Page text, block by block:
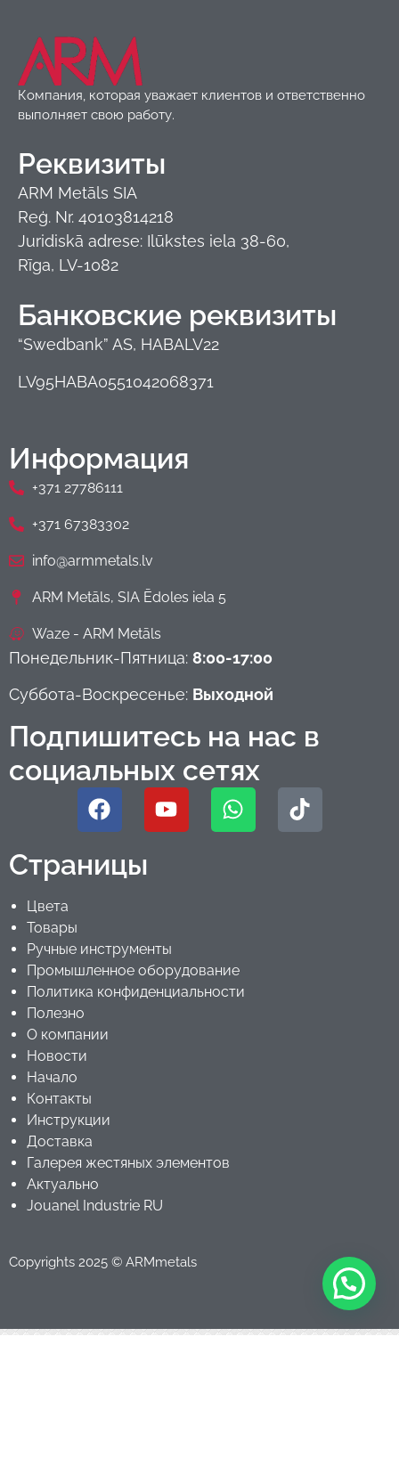
Компания, которая уважает клиентов и ответственно
выполняет свою работу.
Реквизиты
ARM Metāls SIA
Reģ. Nr. 40103814218
Juridiskā adrese: Ilūkstes iela 38-60,
Rīga, LV-1082
Банковские реквизиты
“Swedbank” AS, HABALV22
LV95HABA0551042068371
Информация
+371 27786111
+371 67383302
info@armmetals.lv
ARM Metāls, SIA Ēdoles iela 5
Waze - ARM Metāls
Понедельник-Пятница: 8:00-17:00
Суббота-Воскресенье: Выходной
Подпишитесь на нас в
социальных сетях
Страницы
Цвета
Товары
Ручные инструменты
Промышленное оборудование
Политика конфиденциальности
Полезно
О компании
Новости
Начало
Контакты
Инструкции
Доставка
Галерея жестяных элементов
Актуально
Jouanel Industrie RU
Copyrights 2025 © ARMmetals
Мы используем файлы cookie для обеспечения